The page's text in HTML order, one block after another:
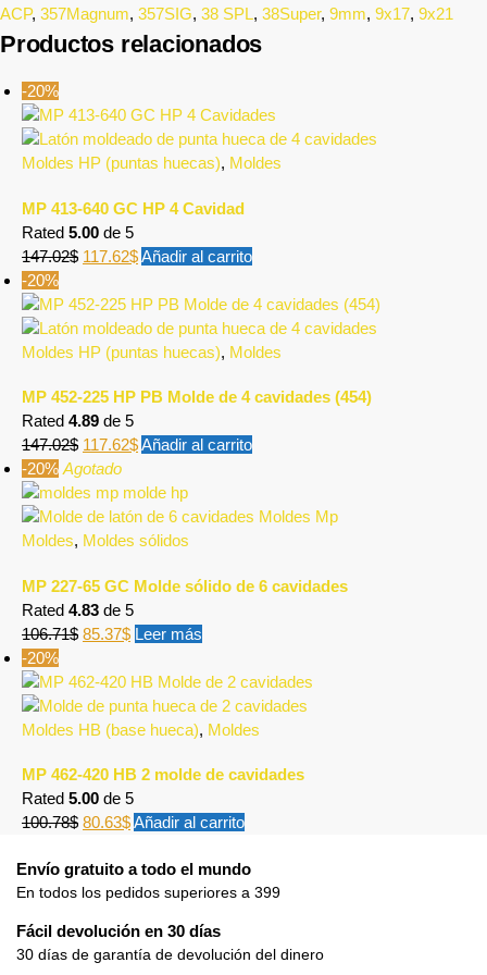
ACP, 357Magnum, 357SIG, 38 SPL, 38Super, 9mm, 9x17, 9x21
Productos relacionados
-20%
Moldes HP (puntas huecas), Moldes
MP 413-640 GC HP 4 Cavidad
Rated 5.00 de 5
147.02$ 117.62$Añadir al carrito
-20%
Moldes HP (puntas huecas), Moldes
MP 452-225 HP PB Molde de 4 cavidades (454)
Rated 4.89 de 5
147.02$ 117.62$Añadir al carrito
-20% Agotado
Moldes, Moldes sólidos
MP 227-65 GC Molde sólido de 6 cavidades
Rated 4.83 de 5
106.71$ 85.37$ Leer más
-20%
Moldes HB (base hueca), Moldes
MP 462-420 HB 2 molde de cavidades
Rated 5.00 de 5
100.78$ 80.63$Añadir al carrito
Envío gratuito a todo el mundo
En todos los pedidos superiores a 399
Fácil devolución en 30 días
30 días de garantía de devolución del dinero